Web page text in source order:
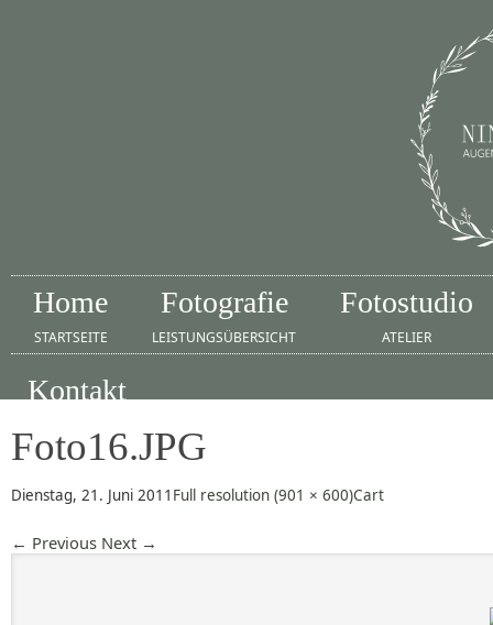
Home
STARTSEITE
Fotografie
LEISTUNGSÜBERSICHT
Fotostudio
ATELIER
Kontakt
Foto16.JPG
Dienstag, 21. Juni 2011 Full resolution (901 × 600)Cart
← Previous Next →